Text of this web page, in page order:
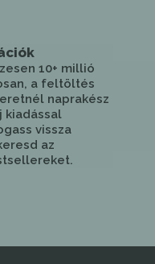
10+ millió
a feltöltés
naprakész
kiadással
vissza
az